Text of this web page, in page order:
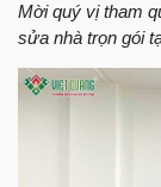
Mời quý vị tham
sửa nhà trọn gói